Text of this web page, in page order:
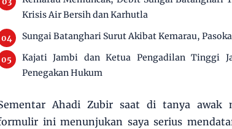
Krisis Air Bersih dan Karhutla
Sungai Batanghari Surut Akibat Kemarau,
Kajati Jambi dan Ketua Pengadilan Tinggi
Penegakan Hukum
Ahadi Zubir saat di tanya awak
ini menunjukan saya serius